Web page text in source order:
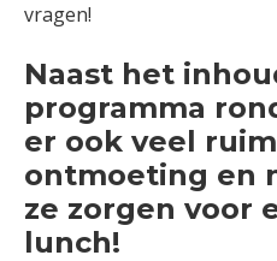
vragen!
Naast het
programma
er ook veel
ontmoeting en
ze zorgen voor
lunch!